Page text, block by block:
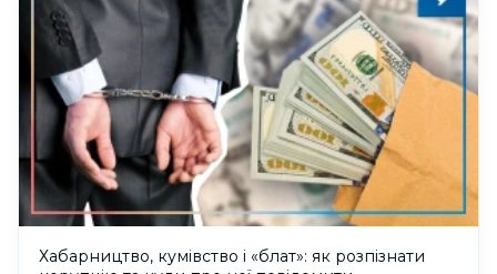
Хабарництво, кумівство і «блат»: як розпізнати